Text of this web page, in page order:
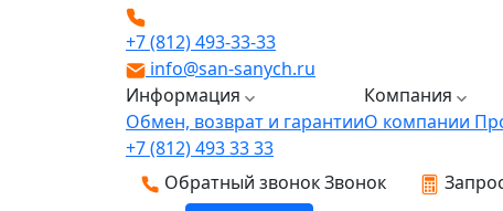
+7 (812) 493-33-33
info@san-sanych.ru
Информация
Обмен, возврат и гарантии
Компания
О компании
+7 (812) 493 33 33
Обратный звонокЗвонок